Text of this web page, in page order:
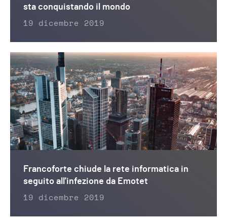
sta conquistando il mondo
19 dicembre 2019
Francoforte chiude la rete informatica in
seguito all'infezione da Emotet
19 dicembre 2019